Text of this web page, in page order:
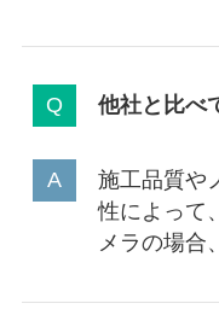
他社と比べ
施工品質や
性によって
メラの場合